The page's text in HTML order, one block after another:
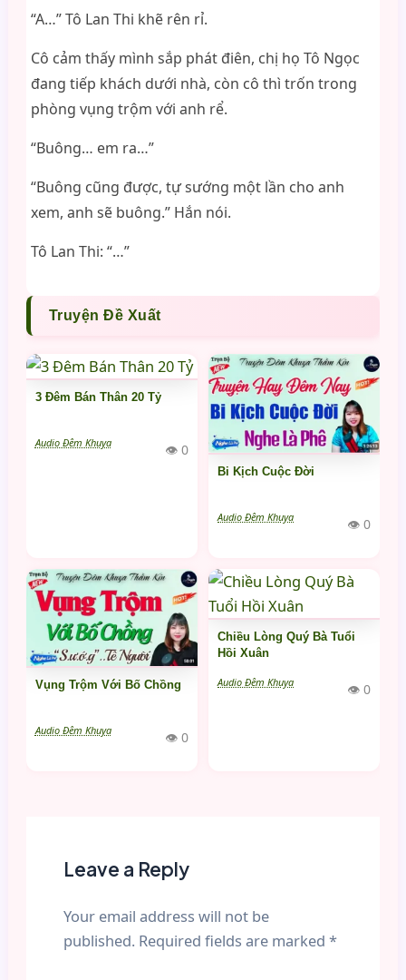
“A…” Tô Lan Thi khẽ rên rỉ.
Cô cảm thấy mình sắp phát điên, chị họ Tô Ngọc
đang tiếp khách dưới nhà, còn cô thì trốn trong
phòng vụng trộm với anh rể.
“Buông… em ra…”
“Buông cũng được, tự sướng một lần cho anh
xem, anh sẽ buông.” Hắn nói.
Tô Lan Thi: “…”
Truyện Đề Xuất
3 Đêm Bán Thân 20 Tỷ
Audio Đêm Khuya 👁 0
Bi Kịch Cuộc Đời
Audio Đêm Khuya 👁 0
Vụng Trộm Với Bố Chồng
Audio Đêm Khuya 👁 0
Chiều Lòng Quý Bà Tuổi
Hồi Xuân
Audio Đêm Khuya 👁 0
Leave a Reply
Your email address will not be
published. Required fields are marked *